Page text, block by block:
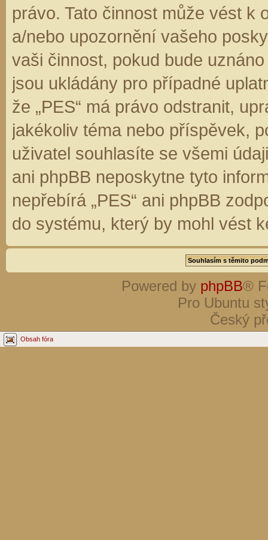
právo. Tato činnost může vést k
a/nebo upozornění vašeho
vaši činnost, pokud bude
jsou ukládány pro případné
že „PES“ má právo odstranit,
jakékoliv téma nebo příspěvek,
uživatel souhlasíte se všemi
ani phpBB neposkytne tyto
nepřebírá „PES“ ani phpBB
do systému, který by mohl vést
Powered by phpBB®
Pro Ubuntu
Český
Obsah fóra